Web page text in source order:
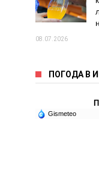
08.07.2026
ПОГОДА В
Gismeteo